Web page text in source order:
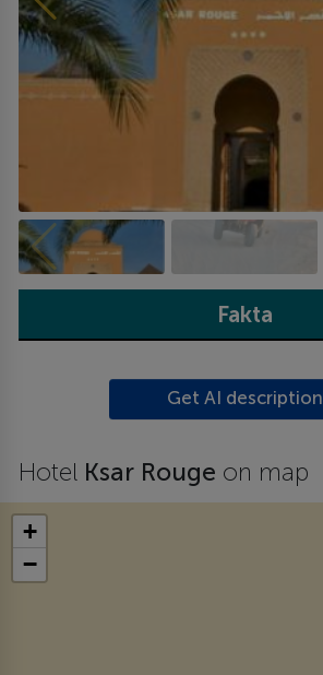
Fakta
Get AI description
Hotel Ksar Rouge on map
+
−